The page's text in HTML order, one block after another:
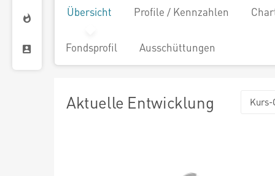
Übersicht Profile / Kennzahlen
Fondsprofil Ausschüttungen
Aktuelle Entwicklung Kurs-